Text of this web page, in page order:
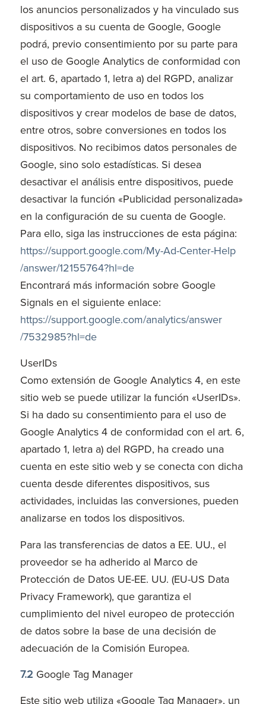
los anuncios personalizados y ha vinculado sus
dispositivos a su cuenta de Google, Google
podrá, previo consentimiento por su parte para
el uso de Google Analytics de conformidad con
el art. 6, apartado 1, letra a) del RGPD, analizar
su comportamiento de uso en todos los
dispositivos y crear modelos de base de datos,
entre otros, sobre conversiones en todos los
dispositivos. No recibimos datos personales de
Google, sino solo estadísticas. Si desea
desactivar el análisis entre dispositivos, puede
desactivar la función «Publicidad personalizada»
en la configuración de su cuenta de Google.
Para ello, siga las instrucciones de esta página:
https://support.google.com/My-Ad-Center-Help
/answer/12155764?hl=de
Encontrará más información sobre Google
Signals en el siguiente enlace:
https://support.google.com/analytics/answer
/7532985?hl=de
UserIDs
Como extensión de Google Analytics 4, en este
sitio web se puede utilizar la función «UserIDs».
Si ha dado su consentimiento para el uso de
Google Analytics 4 de conformidad con el art. 6,
apartado 1, letra a) del RGPD, ha creado una
cuenta en este sitio web y se conecta con dicha
cuenta desde diferentes dispositivos, sus
actividades, incluidas las conversiones, pueden
analizarse en todos los dispositivos.
Para las transferencias de datos a EE. UU., el
proveedor se ha adherido al Marco de
Protección de Datos UE-EE. UU. (EU-US Data
Privacy Framework), que garantiza el
cumplimiento del nivel europeo de protección
de datos sobre la base de una decisión de
adecuación de la Comisión Europea.
7.2 Google Tag Manager
Este sitio web utiliza «Google Tag Manager», un